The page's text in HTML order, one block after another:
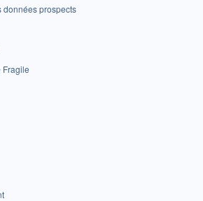
données prospects
Fragile